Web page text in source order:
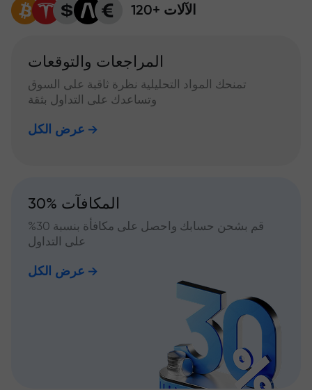
120+ الآلات
المراجعات والتوقعات
تمنحك المواد التحليلية نظرة ثاقبة على السوق
وتساعدك على التداول بثقة
عرض الكل
30% المكافآت
قم بشحن حسابك واحصل على مكافأة بنسبة 30%
على التداول
عرض الكل